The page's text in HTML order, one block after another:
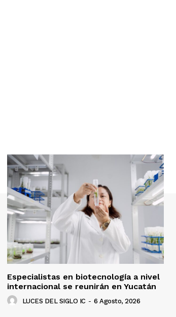
Especialistas en biotecnología a nivel
internacional se reunirán en Yucatán
LUCES DEL SIGLO IC - 6 Agosto, 2026